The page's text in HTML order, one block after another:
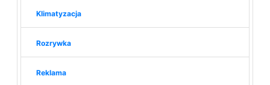
Klimatyzacja
Rozrywka
Reklama